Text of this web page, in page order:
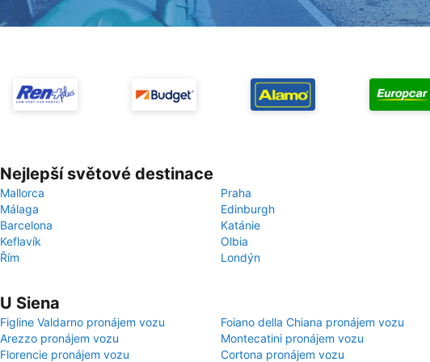
Nejlepší světové destinace
Mallorca
Praha
Málaga
Edinburgh
Barcelona
Katánie
Keflavík
Olbia
Řím
Londýn
U Siena
Figline Valdarno pronájem vozu
Foiano della Chiana pronájem vozu
Arezzo pronájem vozu
Montecatini pronájem vozu
Florencie pronájem vozu
Cortona pronájem vozu